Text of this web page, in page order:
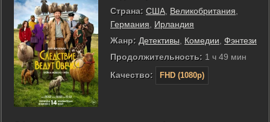
Страна: США Великобритания
Германия
Ирландия
Жанр: Детективы Комедии Фэнтези
Продолжительность: 1 ч 49 мин
Качество:
FHD (1080p)